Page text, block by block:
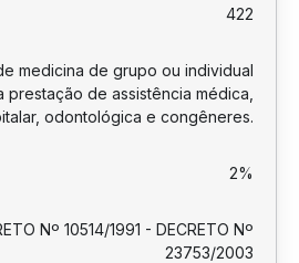
422
medicina de grupo ou individual
de assistência médica,
odontológica e congêneres.
2%
Nº 10514/1991 - DECRETO Nº
23753/2003